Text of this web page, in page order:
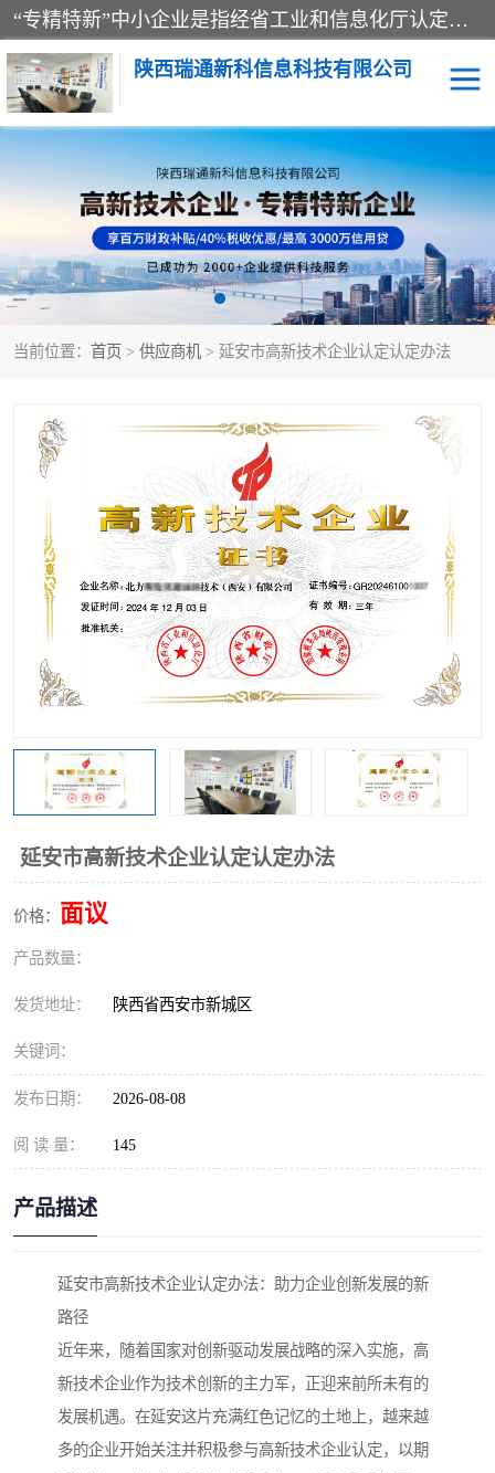
“专精特新”中小企业是指经省工业和信息化厅认定，专注于细分市场、掌握关键核心技术、创新能力强、市场占有率高、质量效益优，在专业化、精细化、特色化、新颖化等方面表现突出的中小企业。
陕西瑞通新科信息科技有限公司
当前位置： 首页 > 供应商机 > 延安市高新技术企业认定认定办法
延安市高新技术企业认定认定办法
价格： 面议
产品数量：
发货地址： 陕西省西安市新城区
关键词：
发布日期： 2026-08-08
阅 读 量： 145
产品描述
延安市高新技术企业认定办法：助力企业创新发展的新
路径
近年来，随着国家对创新驱动发展战略的深入实施，高
新技术企业作为技术创新的主力军，正迎来前所未有的
发展机遇。在延安这片充满红色记忆的土地上，越来越
多的企业开始关注并积极参与高新技术企业认定，以期